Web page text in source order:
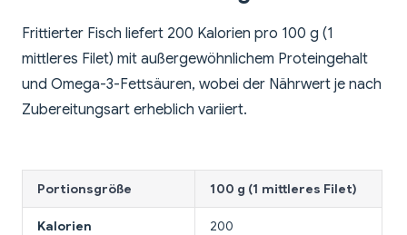
Frittierter Fisch liefert 200 Kalorien pro 100 g (1
mittleres Filet) mit außergewöhnlichem Proteingehalt
und Omega-3-Fettsäuren, wobei der Nährwert je nach
Zubereitungsart erheblich variiert.
Portionsgröße 100 g (1 mittleres Filet)
Kalorien 200